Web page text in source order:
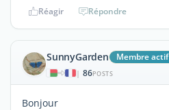
Réagir Répondre
SunnyGarden Membre actif
| 86POSTS
Bonjour